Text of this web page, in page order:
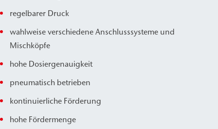
regelbarer Druck
wahlweise verschiedene Anschlusssysteme und
Mischköpfe
hohe Dosiergenauigkeit
pneumatisch betrieben
kontinuierliche Förderung
hohe Fördermenge